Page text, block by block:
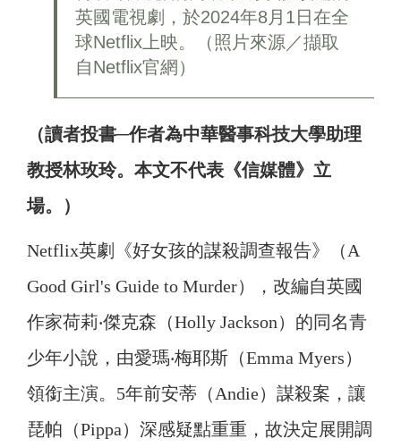
英國電視劇，於2024年8月1日在全
球Netflix上映。（照片來源／擷取
自Netflix官網）
（讀者投書─作者為中華醫事科技大學助理
教授林玫玲。本文不代表《信媒體》立
場。）
Netflix英劇《好女孩的謀殺調查報告》（A
Good Girl's Guide to Murder），改編自英國
作家荷莉‧傑克森（Holly Jackson）的同名青
少年小說，由愛瑪‧梅耶斯（Emma Myers）
領銜主演。5年前安蒂（Andie）謀殺案，讓
琵帕（Pippa）深感疑點重重，故決定展開調